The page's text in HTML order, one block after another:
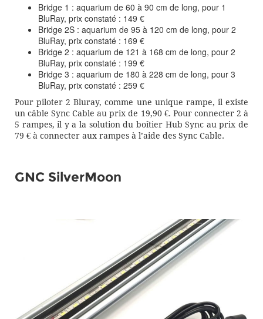
Bridge 1 : aquarium de 60 à 90 cm de long, pour 1
BluRay, prix constaté : 149 €
Bridge 2S : aquarium de 95 à 120 cm de long, pour 2
BluRay, prix constaté : 169 €
Bridge 2 : aquarium de 121 à 168 cm de long, pour 2
BluRay, prix constaté : 199 €
Bridge 3 : aquarium de 180 à 228 cm de long, pour 3
BluRay, prix constaté : 259 €
Pour piloter 2 Bluray, comme une unique rampe, il existe
un câble Sync Cable au prix de 19,90 €. Pour connecter 2 à
5 rampes, il y a la solution du boîtier Hub Sync au prix de
79 € à connecter aux rampes à l’aide des Sync Cable.
GNC SilverMoon